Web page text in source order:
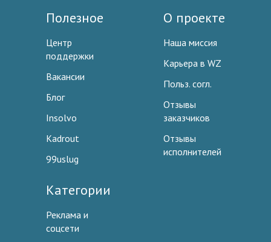
Полезное
Центр
поддержки
Вакансии
Блог
Insolvo
Kadrout
99uslug
О проекте
Наша миссия
Карьера в WZ
Польз. согл.
Отзывы
заказчиков
Отзывы
исполнителей
Категории
Реклама и
соцсети